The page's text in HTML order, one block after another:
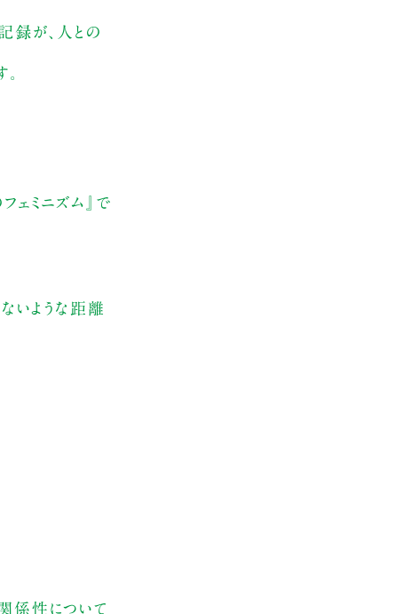
録が、人との
ェミニズム』で
いような距離
係性について